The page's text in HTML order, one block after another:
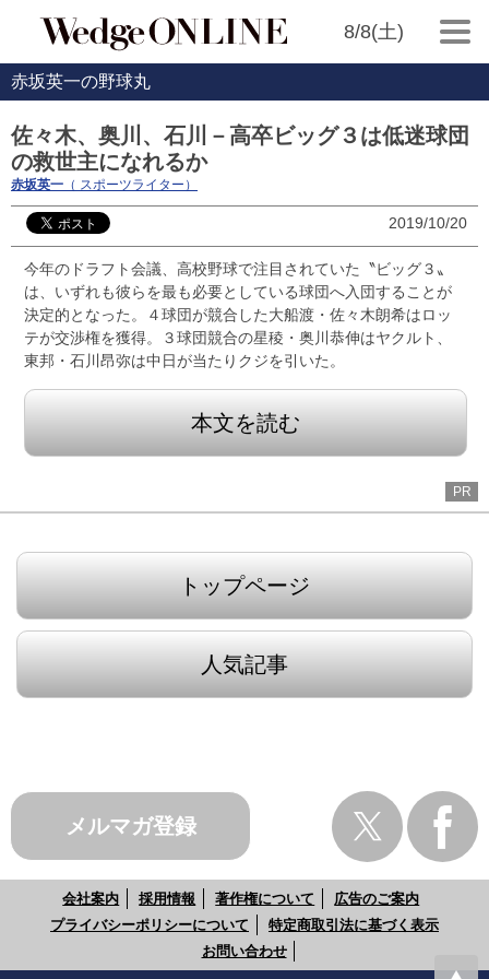
8/8(土)
赤坂英一の野球丸
佐々木、奥川、石川－高卒ビッグ３は低迷球団
の救世主になれるか
赤坂英一 （ スポーツライター）
2019/10/20
今年のドラフト会議、高校野球で注目されていた〝ビッグ３〟
は、いずれも彼らを最も必要としている球団へ入団することが
決定的となった。４球団が競合した大船渡・佐々木朗希はロッ
テが交渉権を獲得。３球団競合の星稜・奥川恭伸はヤクルト、
東邦・石川昂弥は中日が当たりクジを引いた。
本文を読む
PR
トップページ
人気記事
メルマガ登録
会社案内 採用情報 著作権について
広告のご案内
プライバシーポリシーについて
特定商取引法に基づく表示
お問い合わせ